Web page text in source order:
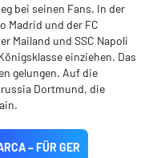
bei seinen Fans. In der
Madrid und der FC
Mailand und SSC Napoli
einziehen. Das
gelungen. Auf die
Dortmund, die
– FÜR GER